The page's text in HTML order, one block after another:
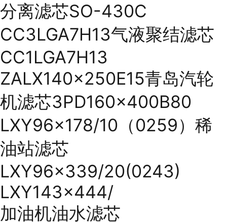
分离滤芯SO-430C
CC3LGA7H13气液聚结滤芯
CC1LGA7H13
ZALX140x250E15青岛汽轮
机滤芯3PD160x400B80
LXY96x178/10（0259）稀
油站滤芯
LXY96x339/20(0243)
LXY143x444/
加油机油水滤芯